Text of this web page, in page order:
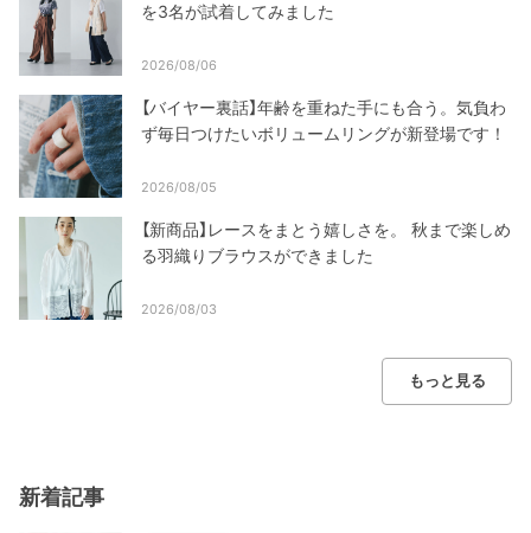
を3名が試着してみました
2026/08/06
【バイヤー裏話】年齢を重ねた手にも合う。気負わ
ず毎日つけたいボリュームリングが新登場です！
2026/08/05
【新商品】レースをまとう嬉しさを。 秋まで楽しめ
る羽織りブラウスができました
2026/08/03
もっと見る
新着記事